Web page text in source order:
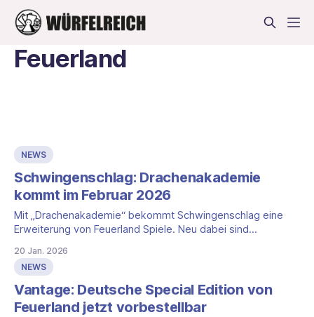
Feuerland
NEWS
Schwingenschlag: Drachenakademie
kommt im Februar 2026
Mit „Drachenakademie“ bekommt Schwingenschlag eine
Erweiterung von Feuerland Spiele. Neu dabei sind
Gilden- und Zielplättchen. Dazu kommen neue Regeln, die
vor allem bei den Drachen und beim Einkommen ansetzen.
Neue Karten und neue Drachen Die Erweiterung enthält viele
neue Drachen- und Höhlenkarten. Dazu kommen
20 Jan. 2026
NEWS
Vantage: Deutsche Special Edition von
Feuerland jetzt vorbestellbar